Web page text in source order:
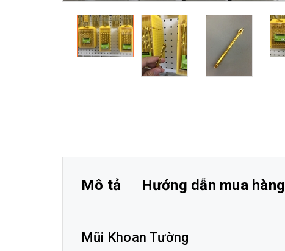
Mô tả Hướng dẫn mua hàng
Mũi Khoan Tường